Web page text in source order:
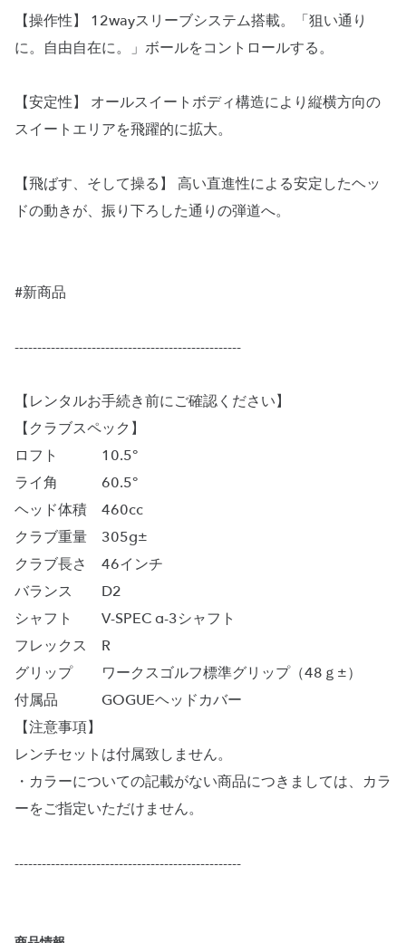
【操作性】 12wayスリーブシステム搭載。「狙い通り
に。自由自在に。」ボールをコントロールする。
【安定性】 オールスイートボディ構造により縦横方向の
スイートエリアを飛躍的に拡大。
【飛ばす、そして操る】 高い直進性による安定したヘッ
ドの動きが、振り下ろした通りの弾道へ。
#新商品
--------------------------------------------------
【レンタルお手続き前にご確認ください】
【クラブスペック】
ロフト 10.5°
ライ角 60.5°
ヘッド体積 460cc
クラブ重量 305g±
クラブ長さ 46インチ
バランス D2
シャフト V-SPEC α-3シャフト
フレックス R
グリップ ワークスゴルフ標準グリップ（48ｇ±）
付属品 GOGUEヘッドカバー
【注意事項】
レンチセットは付属致しません。
・カラーについての記載がない商品につきましては、カラ
ーをご指定いただけません。
--------------------------------------------------